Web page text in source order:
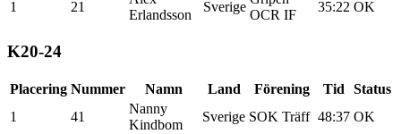
1
21
Erlandsson
Sverige
OCR IF
35:22 OK
K20-24
Placering Nummer Namn Land Förening Tid
Status
1
41
Nanny
Kindbom
Sverige SOK Träff 48:37 OK